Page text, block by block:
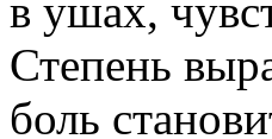
в ушах,
Степень
боль